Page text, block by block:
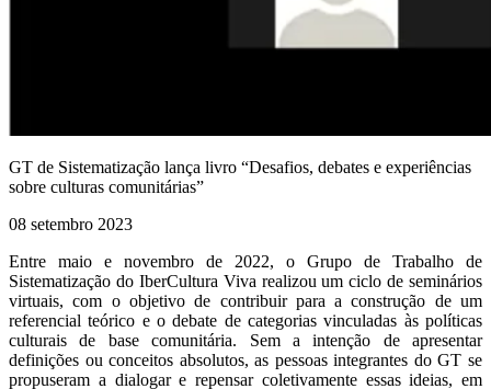
GT de Sistematização lança livro “Desafios, debates e experiências
sobre culturas comunitárias”
08 setembro 2023
Entre maio e novembro de 2022, o Grupo de Trabalho de
Sistematização do IberCultura Viva realizou um ciclo de seminários
virtuais, com o objetivo de contribuir para a construção de um
referencial teórico e o debate de categorias vinculadas às políticas
culturais de base comunitária. Sem a intenção de apresentar
definições ou conceitos absolutos, as pessoas integrantes do GT se
propuseram a dialogar e repensar coletivamente essas ideias, em